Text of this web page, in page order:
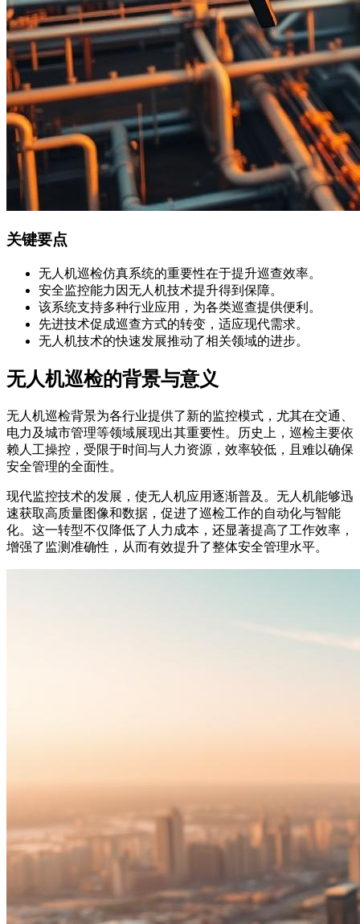
关键要点
无人机巡检仿真系统的重要性在于提升巡查效率。
安全监控能力因无人机技术提升得到保障。
该系统支持多种行业应用，为各类巡查提供便利。
先进技术促成巡查方式的转变，适应现代需求。
无人机技术的快速发展推动了相关领域的进步。
无人机巡检的背景与意义
无人机巡检背景为各行业提供了新的监控模式，尤其在交通、
电力及城市管理等领域展现出其重要性。历史上，巡检主要依
赖人工操控，受限于时间与人力资源，效率较低，且难以确保
安全管理的全面性。
现代监控技术的发展，使无人机应用逐渐普及。无人机能够迅
速获取高质量图像和数据，促进了巡检工作的自动化与智能
化。这一转型不仅降低了人力成本，还显著提高了工作效率，
增强了监测准确性，从而有效提升了整体安全管理水平。